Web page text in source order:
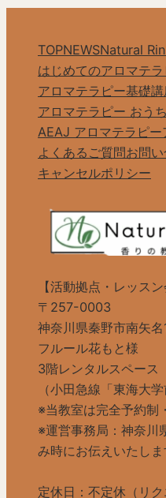
TOPNEWSNatural
はじめてのアロマテ
アロマテラピー基礎講
アロマテラピー おう
AEAJ アロマテラピ
よくあるご質問お問
キャンセルポリシー
【活動拠点・レッスン
〒257-0003
神奈川県秦野市南矢
フルール花もと様
3階レンタルスペース
（小田急線「東海大
※当教室は完全予約制
※運営事務局：神奈川
み時にお伝えいたしま
定休日：不定休（リク